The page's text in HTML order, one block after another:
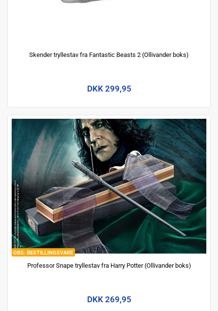
Skender tryllestav fra Fantastic Beasts 2 (Ollivander boks)
DKK 299,95
BESTILLINGSVARE
Professor Snape tryllestav fra Harry Potter (Ollivander boks)
DKK 269,95